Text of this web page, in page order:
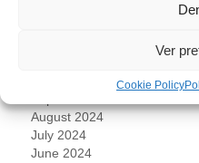
Ver
Cookie Policy
August 2024
July 2024
June 2024